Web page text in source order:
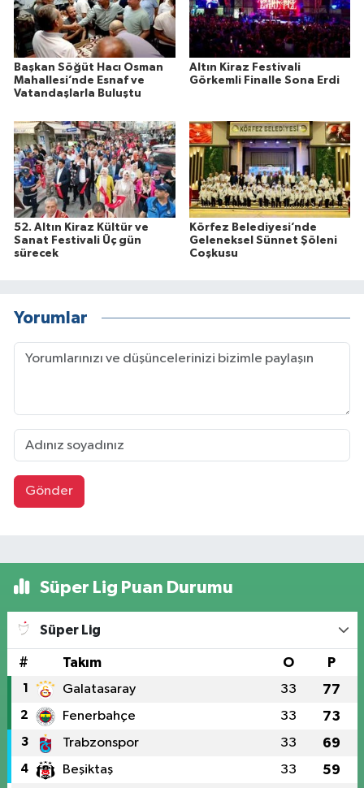
Başkan Söğüt Hacı Osman
Mahallesi’nde Esnaf ve
Vatandaşlarla Buluştu
Altın Kiraz Festivali
Görkemli Finalle Sona Erdi
52. Altın Kiraz Kültür ve
Sanat Festivali Üç gün
sürecek
Körfez Belediyesi’nde
Geleneksel Sünnet Şöleni
Coşkusu
Yorumlar
Gönder
Süper Lig Puan Durumu
Süper Lig
# Takım O P
1 Galatasaray 33 77
2 Fenerbahçe 33 73
3 Trabzonspor 33 69
4 Beşiktaş 33 59